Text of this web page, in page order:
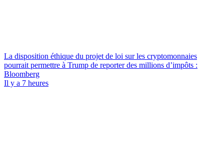
La disposition éthique du projet de loi sur les cryptomonnaies
pourrait permettre à Trump de reporter des millions d’impôts :
Bloomberg
Il y a 7 heures